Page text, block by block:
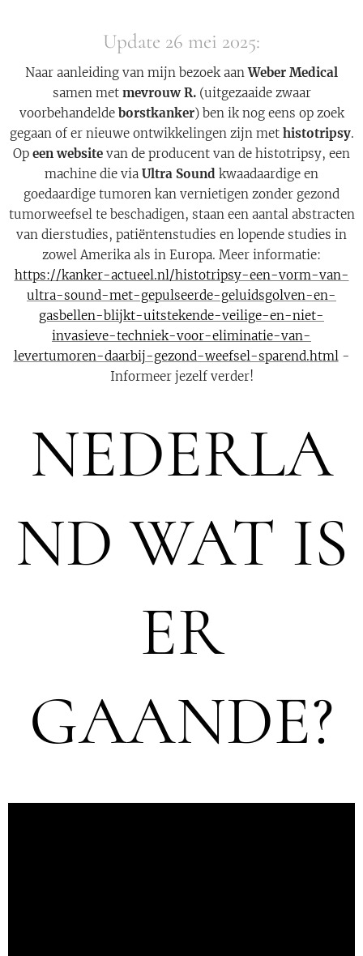
Update 26 mei 2025:
Naar aanleiding van mijn bezoek aanWeber Medical
samen met mevrouw R.(uitgezaaide zwaar
voorbehandelde borstkanker) ben ik nog eens op zoek
gegaan of er nieuwe ontwikkelingen zijn met histotripsy.
Op een website van de producent van de histotripsy, een
machine die via Ultra Sound kwaadaardige en
goedaardige tumoren kan vernietigen zonder gezond
tumorweefsel te beschadigen, staan een aantal abstracten
van dierstudies, patiëntenstudies en lopende studies in
zowel Amerika als in Europa. Meer informatie:
https://kanker-actueel.nl/histotripsy-een-vorm-van-
ultra-sound-met-gepulseerde-geluidsgolven-en-
gasbellen-blijkt-uitstekende-veilige-en-niet-
invasieve-techniek-voor-eliminatie-van-
levertumoren-daarbij-gezond-weefsel-sparend.html -
Informeer jezelf verder!
NEDERLA
ND WAT IS
ER
GAANDE?